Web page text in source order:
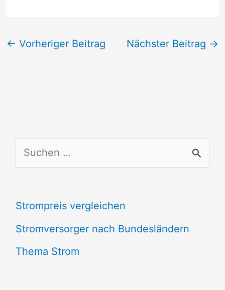
← Vorheriger Beitrag Nächster Beitrag →
u
h
e
n
Strompreis vergleichen
Stromversorger nach Bundesländern
Thema Strom